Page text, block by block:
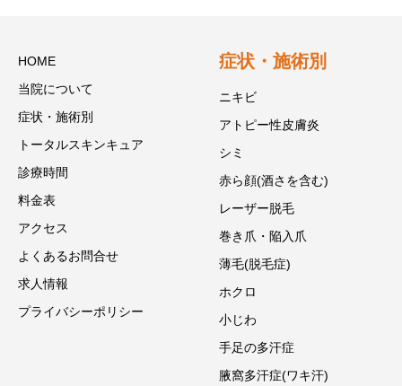
HOME
当院について
症状・施術別
トータルスキンキュア
診療時間
料金表
アクセス
よくあるお問合せ
求人情報
プライバシーポリシー
症状・施術別
ニキビ
アトピー性皮膚炎
シミ
赤ら顔(酒さを含む)
レーザー脱毛
巻き爪・陥入爪
薄毛(脱毛症)
ホクロ
小じわ
手足の多汗症
腋窩多汗症(ワキ汗)